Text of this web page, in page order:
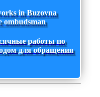
in Buzovna
ombudsman
работы по
для обращения